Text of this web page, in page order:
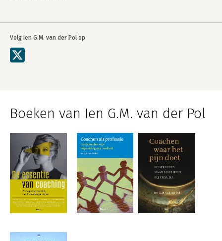
Volg Ien G.M. van der Pol op
Boeken van Ien G.M. van der Pol